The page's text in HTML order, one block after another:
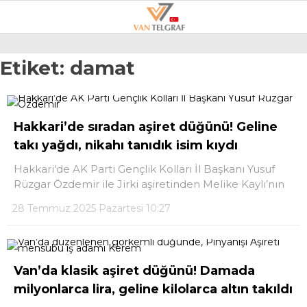
22.4°
BÖLGE
3.SAYFA
EKONOMI
MAGAZIN
Etiket: damat
Hakkari’de sıradan aşiret düğünü! Geline
takı yağdı, nikahı tanıdık isim kıydı
Hakkari’de AK Parti Gençlik Kolları İl Başkanı Yusuf
Rüzgar Özdemir ile Jirki aşiretinden Melike Kaylı’nın
28 Temmuz 2025 Pazartesi 10:27
Van’da klasik aşiret düğünü! Damada
milyonlarca lira, geline kilolarca altın takıldı